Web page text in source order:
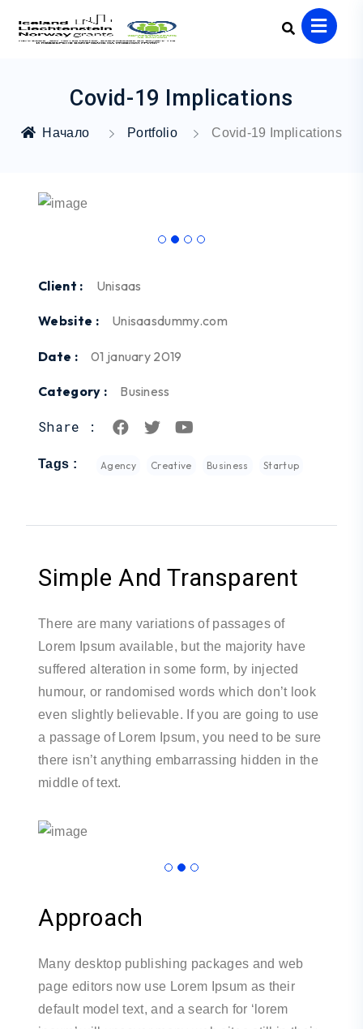
Covid-19 Implications
Начало Portfolio Covid-19 Implications
Client : Unisaas
Website : Unisaasdummy.com
Date : 01 january 2019
Category : Business
Share :
Tags : Agency Creative Business Startup
Simple And Transparent
There are many variations of passages of
Lorem Ipsum available, but the majority have
suffered alteration in some form, by injected
humour, or randomised words which don’t look
even slightly believable. If you are going to use
a passage of Lorem Ipsum, you need to be sure
there isn’t anything embarrassing hidden in the
middle of text.
Approach
Many desktop publishing packages and web
page editors now use Lorem Ipsum as their
default model text, and a search for ‘lorem